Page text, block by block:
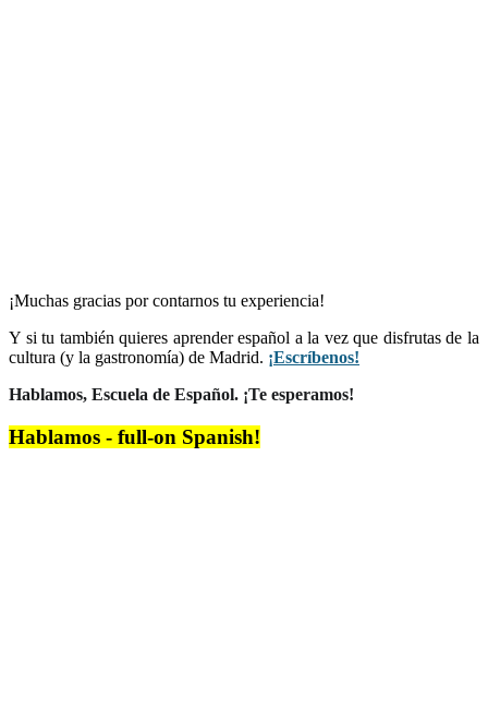
¡Muchas gracias por contarnos tu experiencia!
Y si tu también quieres aprender español a la vez que disfrutas de la
cultura (y la gastronomía) de Madrid. ¡Escríbenos!
Hablamos, Escuela de Español. ¡Te esperamos!
Hablamos - full-on Spanish!